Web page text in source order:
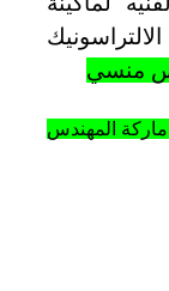
ام تو باك 221 ماركة المهندس